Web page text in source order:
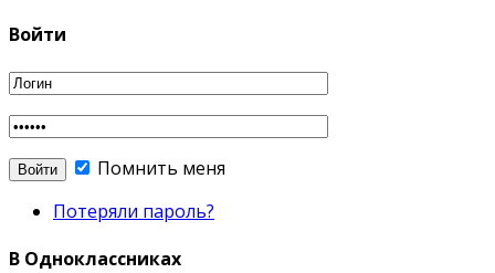
Войти
Помнить меня
Потеряли пароль?
В Одноклассниках